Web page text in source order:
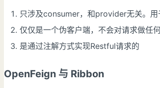
只涉及consumer，和provider无关。用
仅仅是一个伪客户端，不会对请求做任
是通过注解方式实现Restful请求的
OpenFeign 与 Ribbon